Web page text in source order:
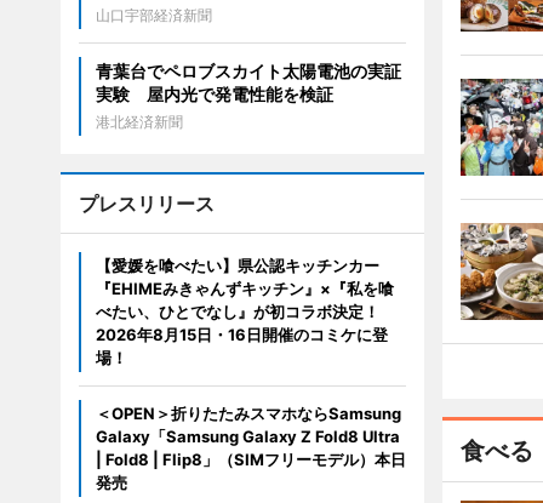
食べる
山口宇部経済新聞
青葉台でペロブスカイト太陽電池の実証
実験 屋内光で発電性能を検証
港北経済新聞
プレスリリース
【愛媛を喰べたい】県公認キッチンカー
『EHIMEみきゃんずキッチン』×『私を喰
べたい、ひとでなし』が初コラボ決定！
2026年8月15日・16日開催のコミケに登
場！
＜OPEN＞折りたたみスマホならSamsung
Galaxy「Samsung Galaxy Z Fold8 Ultra
| Fold8 | Flip8」（SIMフリーモデル）本日
発売